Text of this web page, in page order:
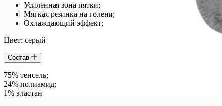
Усиленная зона пятки;
Мягкая резинка на голени;
Охлаждающий эффект;
Цвет: серый
Состав
75% тенсель;
24% полиамид;
1% эластан